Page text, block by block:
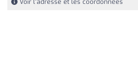
Voir l'adresse et les coordonnées